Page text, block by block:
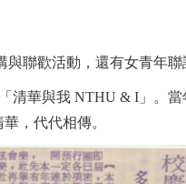
聯歡活動，還有女青年
清華與我 NTHU & I」。
，代代相傳。